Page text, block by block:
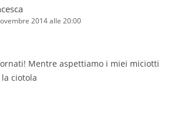
2014 alle 20:00
Mentre aspettiamo i miei miciotti
ciotola